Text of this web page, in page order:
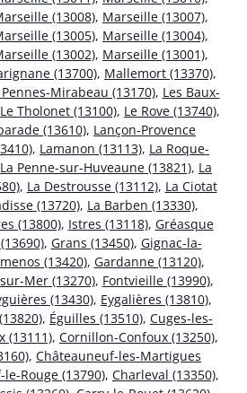
(13008), Marseille (13007),
(13005), Marseille (13004),
(13002), Marseille (13001),
(13700), Mallemort (13370),
Pennes-Mirabeau (13170), Les Baux-
Le Tholonet (13100), Le Rove (13740),
(13610), Lançon-Provence
, Lamanon (13113), La Roque-
La Penne-sur-Huveaune (13821), La
, La Destrousse (13112), La Ciotat
(13720), La Barben (13330),
(13800), Istres (13118), Gréasque
, Grans (13450), Gignac-la-
(13420), Gardanne (13120),
Mer (13270), Fontvieille (13990),
(13430), Eygalières (13810),
, Éguilles (13510), Cuges-les-
(13111), Cornillon-Confoux (13250),
, Châteauneuf-les-Martigues
Rouge (13790), Charleval (13350),